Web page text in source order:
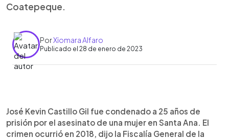
Coatepeque.
PorXiomara Alfaro
Publicado el 28 de enero de 2023
► Escuchar artículo
José Kevin Castillo Gil fue condenado a 25 años de
prisión por el asesinato de una mujer en Santa Ana. El
crimen ocurrió en 2018, dijo la Fiscalía General de la